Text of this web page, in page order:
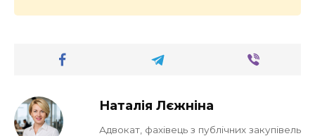
Наталія Лєжніна
Адвокат, фахівець з публічних закупівель